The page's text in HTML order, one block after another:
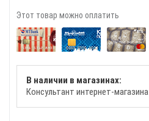
Этот товар можно оплатить
В наличии в магазинах:
Консультант интернет-магазина